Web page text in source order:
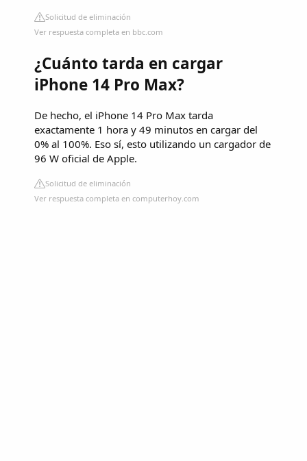
Solicitud de eliminación
Ver respuesta completa en bbc.com
¿Cuánto tarda en cargar
iPhone 14 Pro Max?
De hecho, el iPhone 14 Pro Max tarda
exactamente 1 hora y 49 minutos en cargar del
0% al 100%. Eso sí, esto utilizando un cargador de
96 W oficial de Apple.
Solicitud de eliminación
Ver respuesta completa en computerhoy.com